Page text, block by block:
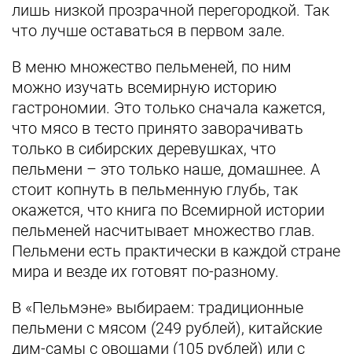
лишь низкой прозрачной перегородкой. Так
что лучше оставаться в первом зале.
В меню множество пельменей, по ним
можно изучать всемирную историю
гастрономии. Это только сначала кажется,
что мясо в тесто принято заворачивать
только в сибирских деревушках, что
пельмени – это только наше, домашнее. А
стоит копнуть в пельменную глубь, так
окажется, что книга по Всемирной истории
пельменей насчитывает множество глав.
Пельмени есть практически в каждой стране
мира и везде их готовят по-разному.
В «Пельмэне» выбираем: традиционные
пельмени с мясом (249 рублей), китайские
дим-самы с овощами (105 рублей) или с